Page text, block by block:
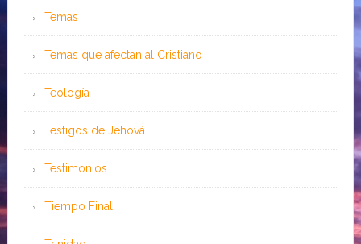
Temas
Temas que afectan al Cristiano
Teología
Testigos de Jehová
Testimonios
Tiempo Final